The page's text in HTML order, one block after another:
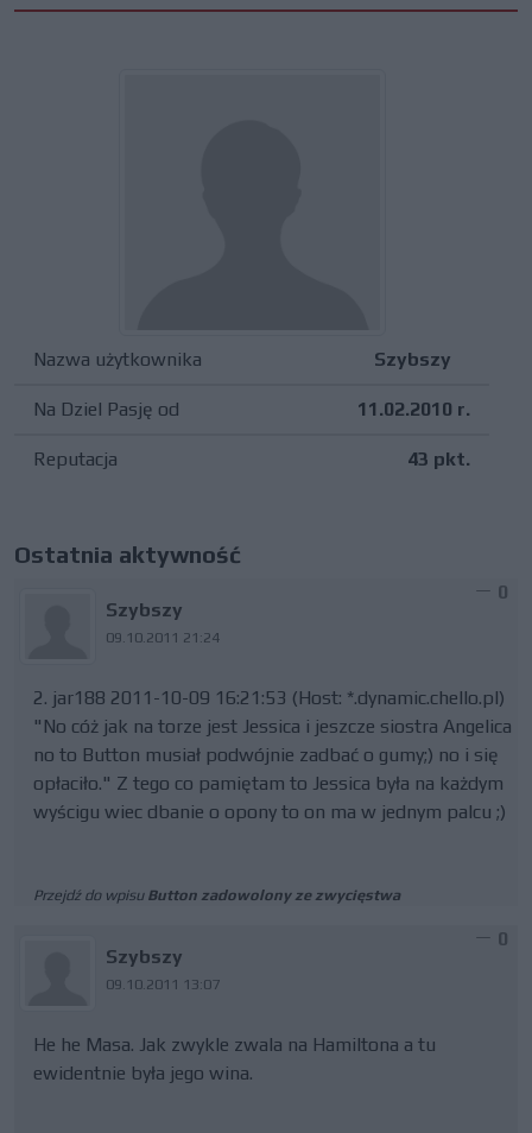
Nazwa użytkownika Szybszy
Na Dziel Pasję od 11.02.2010 r.
Reputacja 43 pkt.
Ostatnia aktywność
Szybszy
09.10.2011 21:24
0
2. jar188 2011-10-09 16:21:53 (Host: *.dynamic.chello.pl)
"No cóż jak na torze jest Jessica i jeszcze siostra Angelica
no to Button musiał podwójnie zadbać o gumy;) no i się
opłaciło." Z tego co pamiętam to Jessica była na każdym
wyścigu wiec dbanie o opony to on ma w jednym palcu ;)
Przejdź do wpisu Button zadowolony ze zwycięstwa
Szybszy
09.10.2011 13:07
0
He he Masa. Jak zwykle zwala na Hamiltona a tu
ewidentnie była jego wina.